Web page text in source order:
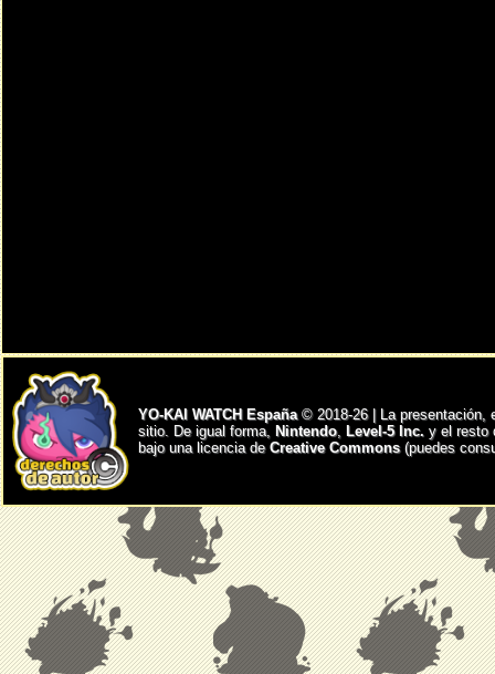
YO-KAI WATCH España © 2018-26 | La presentación,
sitio. De igual forma, Nintendo, Level-5 Inc. y el resto
bajo una licencia de Creative Commons(puedes